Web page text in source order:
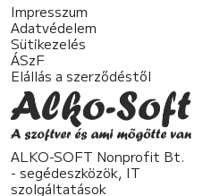
Impresszum
Adatvédelem
Sütikezelés
ÁSzF
Elállás a szerződéstől
ALKO-SOFT Nonprofit Bt.
- segédeszközök, IT
szolgáltatások